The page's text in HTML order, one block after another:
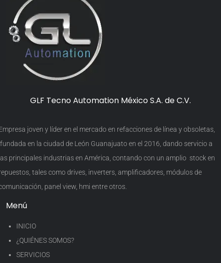
GLF Tecno Automation México S.A. de C.V.
joven y líder en el mercado en refacciones de línea y obsoletas,
en la ciudad de León Guanajuato en el 2016, dando servicio a
principales industrias en América, contando con un amplio stock en
tales como drives, inverters, amplificadores, módulos de
panel view, hmi entre otros.
Menú
INICIO
¿QUIÉNES SOMOS?
SERVICIOS